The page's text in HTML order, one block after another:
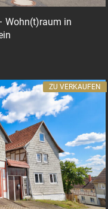
Wohn(t)raum in
ZU VERKAUFEN